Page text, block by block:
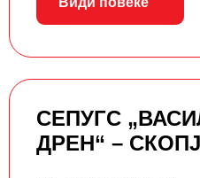
СЕПУГС
ДРЕН“ –